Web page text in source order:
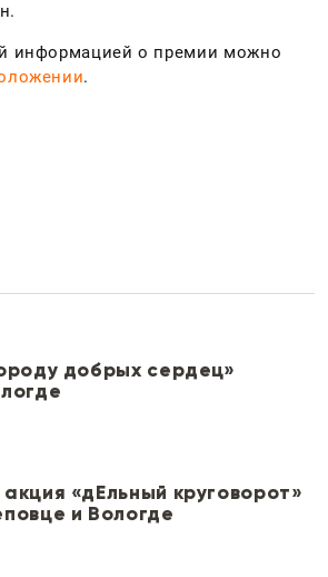
информацией о премии можно
.
добрых сердец»
«дЕльный круговорот»
и Вологде